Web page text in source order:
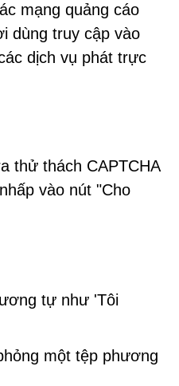
mạng quảng cáo
dùng truy cập vào
dịch vụ phát trực
thử thách CAPTCHA
vào nút "Cho
tự như 'Tôi
một tệp phương